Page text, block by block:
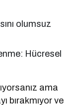
olumsuz
Hücresel
ama
bırakmıyor ve